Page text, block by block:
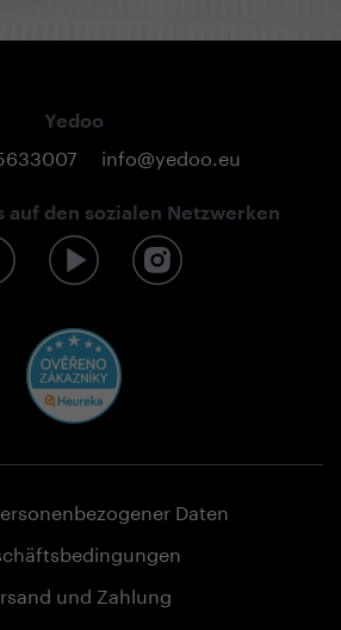
Yedoo
info@yedoo.eu
auf den sozialen Netzwerken
Daten
und Zahlung